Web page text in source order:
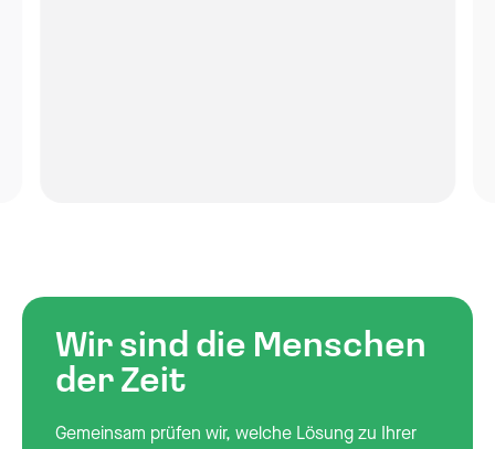
Wir sind die Menschen
der Zeit
Gemeinsam prüfen wir, welche Lösung zu Ihrer